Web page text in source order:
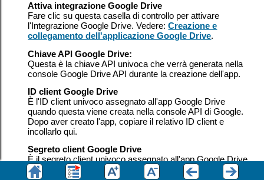
Attiva integrazione Google Drive
Fare clic su questa casella di controllo per attivare
l'Integrazione Google Drive. Vedere:Creazione e
collegamento dell'applicazione Google Drive.
Chiave API Google Drive:
Questa è la chiave API univoca che verrà generata nella
console Google Drive API durante la creazione dell'app.
ID client Google Drive
È l'ID client univoco assegnato all'app Google Drive
quando questa viene creata nella console API di Google.
Dopo aver creato l'app, copiare il relativo ID client e
incollarlo qui.
Segreto client Google Drive
È il segreto client univoco assegnato all'app Google Drive
quando questa viene creata nella console API di Google.